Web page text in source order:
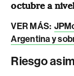
octubre a
VER MÁS:
Argentina y
Riesgo